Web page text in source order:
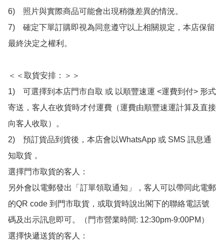
6)　照片與實際商品可能會出現稍微差異的情況。
7)　確定下單訂購即視為同意遵守以上相關規定，本店保留
最終決定之權利。
＜＜取貨安排：＞＞
1)　可選擇到本店門市自取 或 以順豐速運 <運費到付> 形式
寄送，客人在收貨時才付運費（運費由順豐速運計算及直接
向客人收取）。
2)　預訂貨品到貨後，本店會以WhatsApp 或 SMS 訊息通
知取貨，
選擇門市取貨的客人：
另外會以電郵發出「訂單領取通知」，客人可以帶同此電郵
的QR code 到門市取貨，或取貨時說出閣下的聯絡電話號
碼及出示訊息即可。（門市營業時間: 12:30pm-9:00PM）
選擇快遞送貨的客人：